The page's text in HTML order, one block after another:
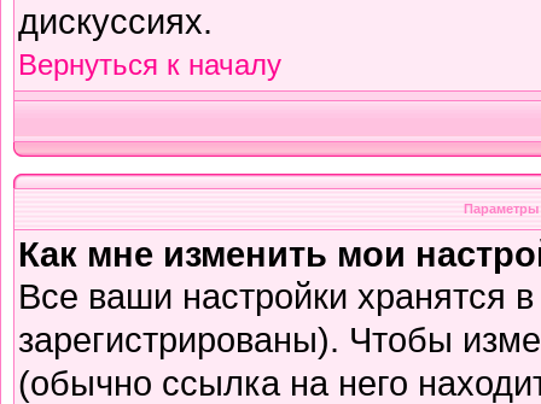
дискуссиях.
Вернуться к началу
Параметры
Как мне изменить мои
Все ваши настройки хранятся
зарегистрированы). Чтобы
(обычно ссылка на него